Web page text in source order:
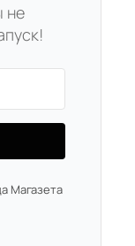
не
Магазета